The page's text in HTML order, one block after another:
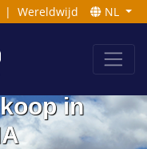
| Wereldwijd NL
in